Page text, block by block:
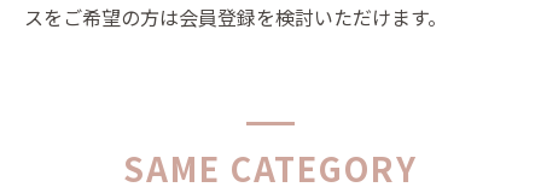
スをご希望の方は会員登録を検討いただけます。
SAME CATEGORY